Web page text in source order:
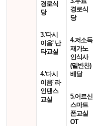
경로식
당
3.'다시
이음' 난
타교실
4.'다시
이음' 라
인댄스
교실
경로식
당
4.저소득
재가노
인식사
(밑반찬)
배달
5.어르신
스마트
폰교실
OT